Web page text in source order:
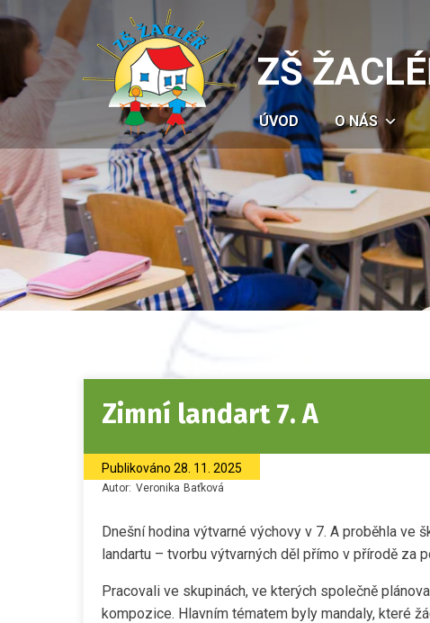
ZŠ
ÚVOD O NÁS
Zimní landart 7. A
Publikováno 28. 11. 2025
Autor: Veronika Baťková
Dnešní hodina výtvarné výchovy v 7. A proběhla ve
landartu – tvorbu výtvarných děl přímo v přírodě za
Pracovali ve skupinách, ve kterých společně
kompozice. Hlavním tématem byly mandaly, které